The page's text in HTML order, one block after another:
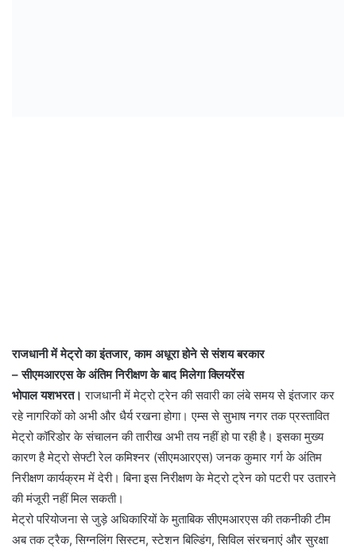
राजधानी में मेट्रो का इंतजार, काम अधूरा होने से संशय बरकार
– सीएमआरएस के अंतिम निरीक्षण के बाद मिलेगा क्लियरेंस
भोपाल यशभरत। राजधानी में मेट्रो ट्रेन की सवारी का लंबे समय से इंतजार कर
रहे नागरिकों को अभी और धैर्य रखना होगा। एम्स से सुभाष नगर तक प्रस्तावित
मेट्रो कॉरिडोर के संचालन की तारीख अभी तय नहीं हो पा रही है। इसका मुख्य
कारण है मेट्रो सेफ्टी रेल कमिश्नर (सीएमआरएस) जनक कुमार गर्ग के अंतिम
निरीक्षण कार्यक्रम में देरी। बिना इस निरीक्षण के मेट्रो ट्रेन को पटरी पर उतारने
की मंजूरी नहीं मिल सकती।
मेट्रो परियोजना से जुड़े अधिकारियों के मुताबिक सीएमआरएस की तकनीकी टीम
अब तक ट्रैक, सिग्नलिंग सिस्टम, स्टेशन बिल्डिंग, सिविल संरचनाएं और सुरक्षा